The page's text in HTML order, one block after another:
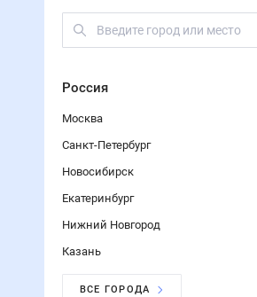
Россия
Москва
Санкт-Петербург
Новосибирск
Екатеринбург
Нижний Новгород
Казань
ВСЕ ГОРОДА